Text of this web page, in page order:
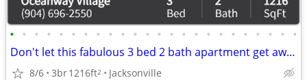
• • • • • • • • • • • • • • • • • • • • • • • •
Don't let this fabulous 3 bed 2 bath apartment get away!!
8/6 3br1216ft2 Jacksonville